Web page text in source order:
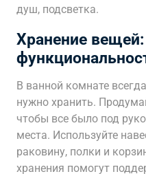
душ, подсветка.
Хранение
В ванной комнате
нужно хранить.
чтобы все было под
места. Используйте
раковину, полки и
хранения помогут